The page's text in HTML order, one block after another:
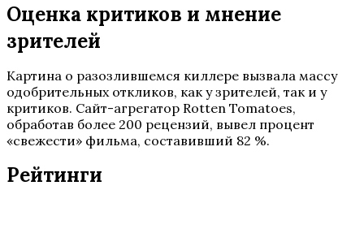
Оценка критиков и мнение
зрителей
Картина о разозлившемся киллере вызвала массу
одобрительных откликов, как у зрителей, так и у
критиков. Сайт-агрегатор Rotten Tomatoes,
обработав более 200 рецензий, вывел процент
«свежести» фильма, составивший 82 %.
Рейтинги